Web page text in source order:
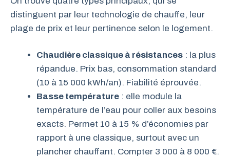
distinguent par leur technologie de chauffe, leur
plage de prix et leur pertinence selon le logement.
Chaudière classique à résistances : la plus
répandue. Prix bas, consommation standard
(10 à 15 000 kWh/an). Fiabilité éprouvée.
Basse température : elle module la
température de l’eau pour coller aux besoins
exacts. Permet 10 à 15 % d’économies par
rapport à une classique, surtout avec un
plancher chauffant. Compter 3 000 à 8 000 €.